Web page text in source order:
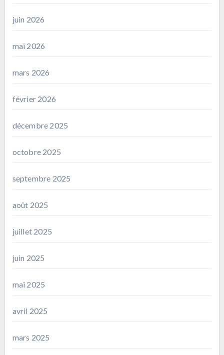
juin 2026
mai 2026
mars 2026
février 2026
décembre 2025
octobre 2025
septembre 2025
août 2025
juillet 2025
juin 2025
mai 2025
avril 2025
mars 2025